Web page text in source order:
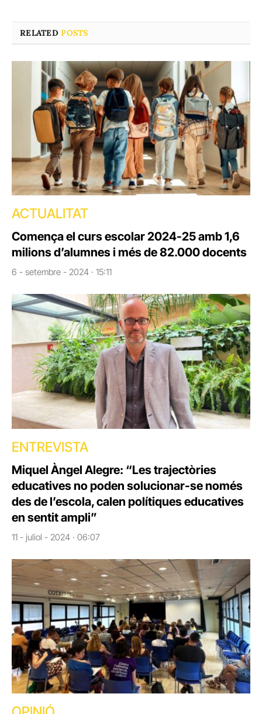
RELATEDPOSTS
ACTUALITAT
Comença el curs escolar 2024-25 amb 1,6
milions d’alumnes i més de 82.000 docents
6 - setembre - 2024 · 15:11
ENTREVISTA
Miquel Àngel Alegre: “Les trajectòries
educatives no poden solucionar-se només
des de l’escola, calen polítiques educatives
en sentit ampli”
11 - juliol - 2024 · 06:07